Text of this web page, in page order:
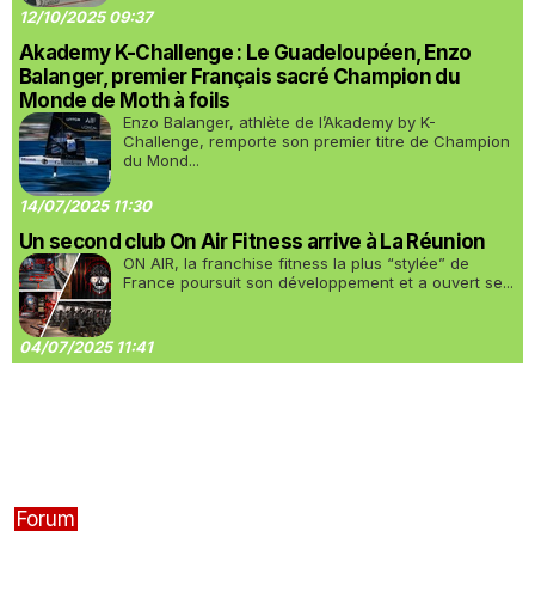
12/10/2025 09:37
Akademy K-Challenge : Le Guadeloupéen, Enzo
Balanger, premier Français sacré Champion du
Monde de Moth à foils
Enzo Balanger, athlète de l’Akademy by K-
Challenge, remporte son premier titre de Champion
du Mond...
14/07/2025 11:30
Un second club On Air Fitness arrive à La Réunion
ON AIR, la franchise fitness la plus “stylée” de
France poursuit son développement et a ouvert se...
04/07/2025 11:41
Forum